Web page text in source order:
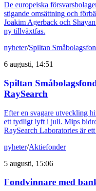
De europeiska
stigande omsättning och
Joakim Agerback och
ny tillväxtfas.
nyheter/Spiltan
6 augusti, 14:51
Spiltan
RaySearch
Efter en svagare utveckling
ett tydligt lyft i juli. Mips
RaySearch Laboratories är
nyheter/Aktiefonder
5 augusti, 15:06
Fondvinnare med